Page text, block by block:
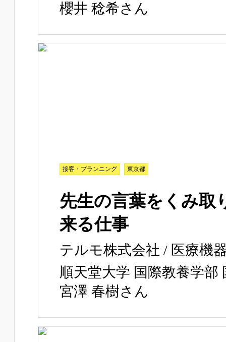
櫻井 稔希さん
接客・プランニング 東京都
先生の言葉をくみ取
来る仕事
テルモ株式会社 / 医療機
順天堂大学 国際教養学部
宮澤 春樹さん